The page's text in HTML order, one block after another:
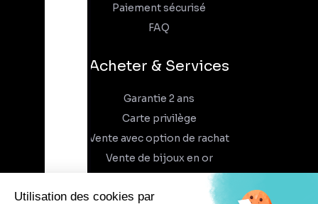
Paiement sécurisé
FAQ
Acheter & Services
Garantie 2 ans
Carte privilège
Vente avec option de rachat
Vente de bijoux en or